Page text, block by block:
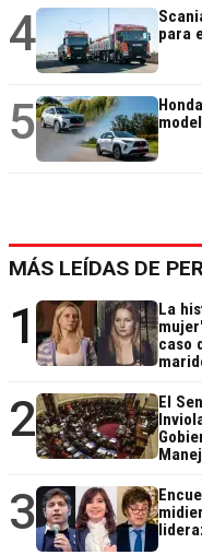
4
para
5
MÁS LEÍDAS DE
1
La
caso
2
El
3